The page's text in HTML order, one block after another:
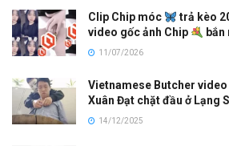
Clip Chip móc
trả kèo
video gốc ảnh Chip
bắn
11/07/2026
Vietnamese Butcher
Xuân Đạt chặt đầu ở Lạng
14/12/2025